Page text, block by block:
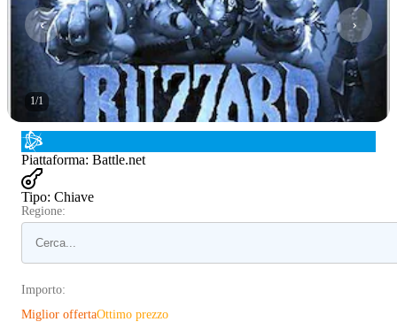
1/1
Piattaforma: Battle.net
Tipo: Chiave
Regione:
Importo:
Miglior offertaOttimo prezzo